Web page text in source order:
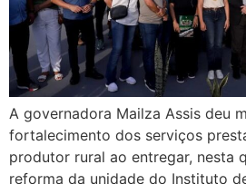
A governadora Mailza Assis deu
fortalecimento dos serviços
produtor rural ao entregar, nesta
reforma da unidade do Instituto